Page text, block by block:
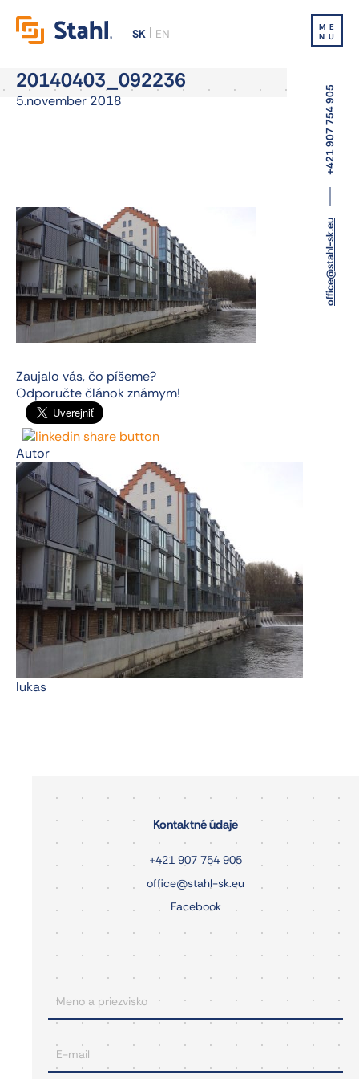
SK EN
ME
NU
office@stahl-sk.eu
+421 907 754 905
20140403_092236
5.november 2018
Zaujalo vás, čo píšeme?
Odporučte článok známym!
Autor
lukas
Kontaktné údaje
+421 907 754 905
office@stahl-sk.eu
Facebook